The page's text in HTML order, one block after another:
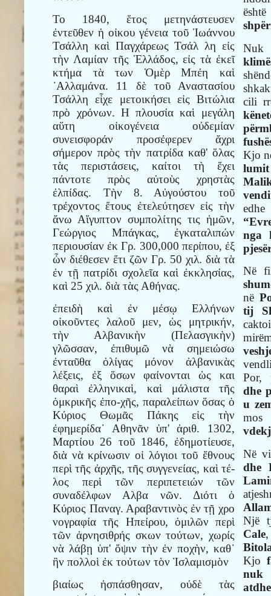
Το 1840, ἔτος μετηνάστευσεν
ἐντεῦθεν ἡ οἰκου γένεια τοῦ Ἰωάννου
Τσάλλη καὶ Παγχάρεως Τσάλ λη εἰς
τὴν Λαμίαν τῆς Ἑλλάδος, εἰς τὰ ἐκεῖ
κτήμα τὰ των Ὁμὲρ Μπέη καὶ
᾿Αλλαμάνα. 11 δὲ τοῦ Αναστασίου
Τσάλλη εἶχε μετοικήσει εἰς Βιτώλια
πρὸ χρόνων. Η πλουσία καὶ μεγάλη
αὕτη οἰκογένεια οὐδεμίαν
συνεισφοράν προσέφερεν ἄχρι
σήμερον πρὸς τὴν πατρίδα καθ' ὅλας
τὰς περιστάσεις, καίτοι τὴ ἔχει
πάντοτε πρὸς αὐτοὺς χρηστὰς
ἐλπίδας. Τὴν 8. Αὐγούστου τοῦ
τρέχοντος ἔτους ἐτελεύτησεν εἰς τὴν
ἄνω Αἴγυπτον συμπολίτης τις ἡμῶν,
Γεώργιος Μπάγκας, ἐγκαταλιπών
περιουσίαν ἐκ Γρ. 300,000 περίπου, ἐξ
ὧν διέθεσεν ἔτι ζῶν Γρ. 50 χιλ. διὰ τὰ
ἐν τῇ πατρίδι σχολεῖα καὶ ἐκκλησίας,
καὶ 25 χιλ. διὰ τὰς Αθήνας.
ἐπειδὴ καὶ ἐν μέσῳ Ελλήνων
οἰκοῦντες λαλοῦ μεν, ὡς μητρικήν,
τὴν Αλβανικὴν (Πελασγικὴν)
γλῶσσαν, ἐπιθυμῶ νὰ σημειώσω
ἐνταῦθα ὀλίγας μόνον ἀλβανικὰς
λέξεις, ἐξ ὅσων φαίνονται ὡς και
θαραὶ ἐλληνικαὶ, καὶ μάλιστα τῆς
ὁμκρικῆς ἐπο-χῆς, παραλείπων ὅσας ὁ
Κύριος Θωμᾶς Πάκης εἰς τὴν
ἐφημερίδα᾿ Αθηνᾶν ὑπ' ἀριθ. 1302,
Μαρτίου 26 τοῦ 1846, ἐδημοτίευσε,
διὰ νὰ κρίνωσιν οἱ λόγιοι τοῦ ἔθνους
περὶ τῆς ἀρχῆς, τῆς συγγενείας, καὶ τέ-
λος περὶ τῶν περιπετειών τῶν
συναδέλφων Αλβα νῶν. Διότι ὁ
Κύριος Παναγ. Αραβαντινὸς ἐν τῇ χρο
νογραφία τῆς Ηπείρου, ὁμιλῶν περὶ
τῶν ἀρνησιθρής σκων τούτων, χωρίς
νὰ λάβῃ ὑπ' ὄψιν τὴν ἐν ποχὴν, καθ᾿
ἣν πολλοὶ ἐκ τούτων τὸν Ἰσλαμισμὸν
βιαίως ἠσπάσθησαν, οὐδὲ τὰς
cili
Kjo
nga
Në
në
tij
Por,
dhe
u
Në
dhe
Një
Cale
Kjo
nuk